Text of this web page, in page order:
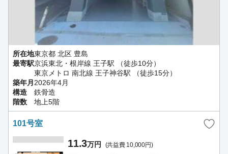
所在地東京都 北区 豊島
最寄駅京浜東北・根岸線 王子駅 （徒歩10分）
東京メトロ 南北線 王子神谷駅 （徒歩15分）
築年月 2026年4月
構造
鉄骨造
階数
地上5階
101号室
11.3万円 (共益費 10,000円)